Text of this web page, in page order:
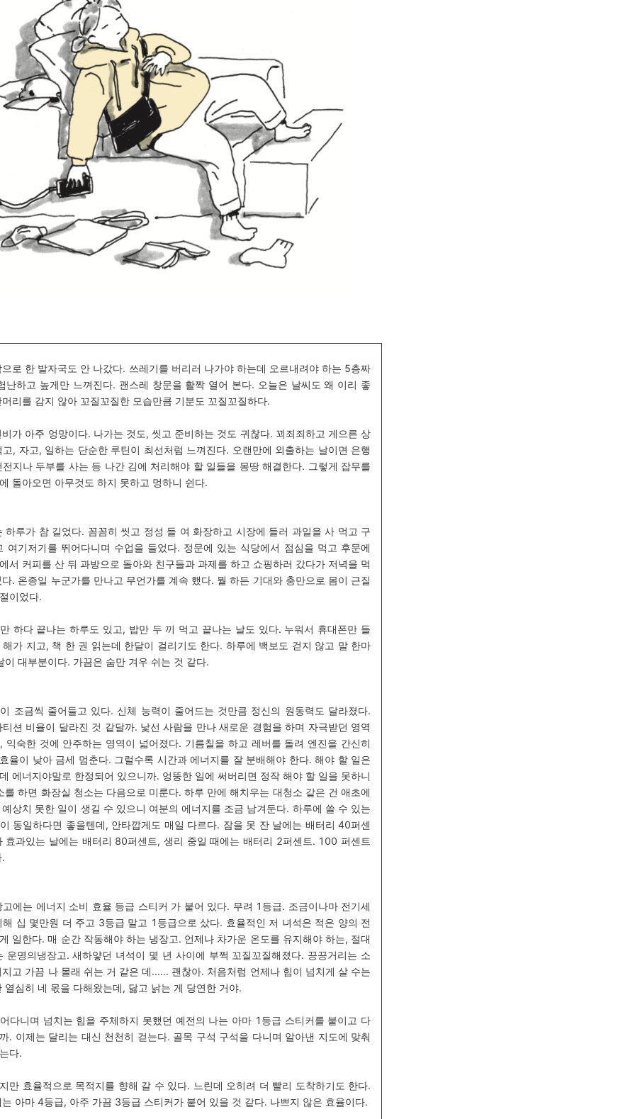
로 한 발자국도 안 나갔다. 쓰레기를 버리러 나가야 하는데 오르내려야 하는 5층짜
난하고 높게만 느껴진다. 괜스레 창문을 활짝 열어 본다. 오늘은 날씨도 왜 이리 좋
리를 감지 않아 꼬질꼬질한 모습만큼 기분도 꼬질꼬질하다.
비가 아주 엉망이다. 나가는 것도, 씻고 준비하는 것도 귀찮다. 꾀죄죄하고 게으른 상
, 자고, 일하는 단순한 루틴이 최선처럼 느껴진다. 오랜만에 외출하는 날이면 은행
지나 두부를 사는 등 나간 김에 처리해야 할 일들을 몽땅 해결한다. 그렇게 잡무를
돌아오면 아무것도 하지 못하고 멍하니 쉰다.
하루가 참 길었다. 꼼꼼히 씻고 정성 들 여 화장하고 시장에 들러 과일을 사 먹고 구
여기저기를 뛰어다니며 수업을 들었다. 정문에 있는 식당에서 점심을 먹고 후문에
서 커피를 산 뒤 과방으로 돌아와 친구들과 과제를 하고 쇼핑하러 갔다가 저녁을 먹
다. 온종일 누군가를 만나고 무언가를 계속 했다. 뭘 하든 기대와 충만으로 몸이 근질
이었다.
하다 끝나는 하루도 있고, 밥만 두 끼 먹고 끝나는 날도 있다. 누워서 휴대폰만 들
해가 지고, 책 한 권 읽는데 한달이 걸리기도 한다. 하루에 백보도 걷지 않고 말 한마
이 대부분이다. 가끔은 숨만 겨우 쉬는 것 같다.
조금씩 줄어들고 있다. 신체 능력이 줄어드는 것만큼 정신의 원동력도 달라졌다.
티션 비율이 달라진 것 같달까. 낯선 사람을 만나 새로운 경험을 하며 자극받던 영역
익숙한 것에 안주하는 영역이 넓어졌다. 기름칠을 하고 레버를 돌려 엔진을 간신히
율이 낮아 금세 멈춘다. 그럴수록 시간과 에너지를 잘 분배해야 한다. 해야 할 일은
에너지야말로 한정되어 있으니까. 엉뚱한 일에 써버리면 정작 해야 할 일을 못하니
를 하면 화장실 청소는 다음으로 미룬다. 하루 만에 해치우는 대청소 같은 건 애초에
상치 못한 일이 생길 수 있으니 여분의 에너지를 조금 남겨둔다. 하루에 쓸 수 있는
동일하다면 좋을텐데, 안타깝게도 매일 다르다. 잠을 못 잔 날에는 배터리 40퍼센
효과있는 날에는 배터리 80퍼센트, 생리 중일 때에는 배터리 2퍼센트. 100 퍼센트
고에는 에너지 소비 효율 등급 스티커 가 붙어 있다. 무려 1 등급. 조금이나마 전기세
십 몇만원 더 주고 3등급 말고 1 등급으로 샀다. 효율적인 저 녀석은 적은 양의 전
일한다. 매 순간 작동해야 하는 냉장고. 언제나 차가운 온도를 유지해야 하는, 절대
운명의냉장고. 새하얗던 녀석이 몇 년 사이에 부쩍 꼬질꼬질해졌다. 끙끙거리는 소
고 가끔 나 몰래 쉬는 거 같은 데...... 괜찮아. 처음처럼 언제나 힘이 넘치게 살 수는
열심히 네 몫을 다해왔는데, 닳고 낡는 게 당연한 거야.
다니며 넘치는 힘을 주체하지 못했던 예전의 나는 아마 1 등급 스티커를 붙이고 다
. 이제는 달리는 대신 천천히 걷는다. 골목 구석 구석을 다니며 알아낸 지도에 맞춰
다.
만 효율적으로 목적지를 향해 갈 수 있다. 느린데 오히려 더 빨리 도착하기도 한다.
아마 4등급, 아주 가끔 3등급 스티커가 붙어 있을 것 같다. 나쁘지 않은 효율이다.